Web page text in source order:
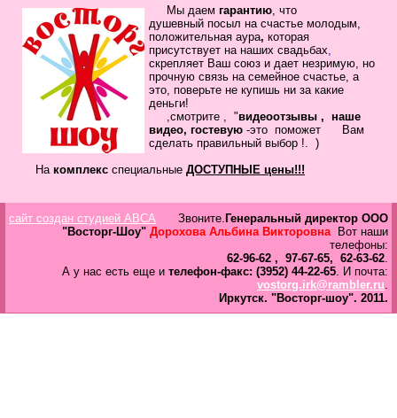
Статьи
Галерея
Гостевая
Вход для клиентов
Пользователь
Запомнить
Мы даем гарантию, что
душевный посыл на счастье молодым,
положительная аура, которая
присутствует на наших свадьбах,
скрепляет Ваш союз и дает незримую, но
прочную связь на семейное счастье, а
это, поверьте не купишь ни за какие
деньги!
,смотрите , "видеоотзывы , наше
видео, гостевую -это поможет Вам
сделать правильный выбор !. )
Накомплекс специальные ДОСТУПНЫЕ цены!!!
сайт создан студией ABCA Звоните. Генеральный директор ООО
"Восторг-Шоу" Дорохова Альбина ВикторовнаВот наши
телефоны:
62-96-62 , 97-67-65, 62-63-62.
А у нас есть еще и телефон-факс: (3952) 44-22-65. И почта:
vostorg.irk@rambler.ru.
Иркутск. "Восторг-шоу". 2011.